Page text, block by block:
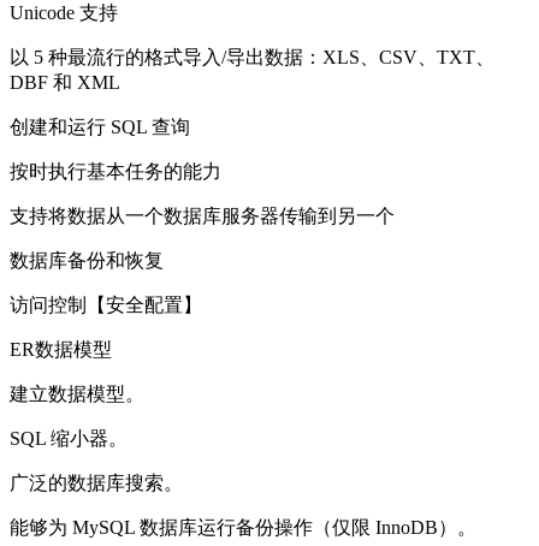
Unicode 支持
以 5 种最流行的格式导入/导出数据：XLS、CSV、TXT、
DBF 和 XML
创建和运行 SQL 查询
按时执行基本任务的能力
支持将数据从一个数据库服务器传输到另一个
数据库备份和恢复
访问控制【安全配置】
ER数据模型
建立数据模型。
SQL 缩小器。
广泛的数据库搜索。
能够为 MySQL 数据库运行备份操作（仅限 InnoDB）。